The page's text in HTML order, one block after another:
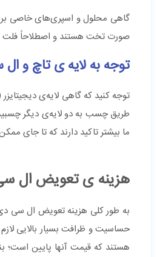
گاهی محلول و اسپری‌های خاصی
صورت تخت هستند و اصطلاحاً فلت
توجه به لایه ی تاچ و
ما بیشتر تاکید دارند که تا جای
هزینه ی تعویض ال
به طور کلی هزینه تعویض ال سی
حساسیت و ظرافت بسیار بالایی
هستند که قیمت آنها پایین است؛